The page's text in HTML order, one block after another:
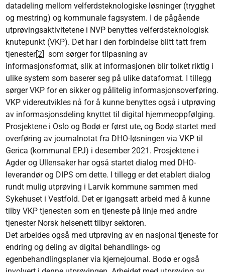
datadeling mellom velferdsteknologiske løsninger (trygghet
og mestring) og kommunale fagsystem. I de pågående
utprøvingsaktivitetene i NVP benyttes velferdsteknologisk
knutepunkt (VKP). Det har i den forbindelse blitt tatt frem
tjenester[2] som sørger for tilpasning av
informasjonsformat, slik at informasjonen blir tolket riktig i
ulike system som baserer seg på ulike dataformat. I tillegg
sørger VKP for en sikker og pålitelig informasjonsoverføring.
VKP videreutvikles nå for å kunne benyttes også i utprøving
av informasjonsdeling knyttet til digital hjemmeoppfølging.
Prosjektene i Oslo og Bodø er først ute, og Bodø startet med
overføring av journalnotat fra DHO-løsningen via VKP til
Gerica (kommunal EPJ) i desember 2021. Prosjektene i
Agder og Ullensaker har også startet dialog med DHO-
leverandør og DIPS om dette. I tillegg er det etablert dialog
rundt mulig utprøving i Larvik kommune sammen med
Sykehuset i Vestfold. Det er igangsatt arbeid med å kunne
tilby VKP tjenesten som en tjeneste på linje med andre
tjenester Norsk helsenett tilbyr sektoren.
Det arbeides også med utprøving av en nasjonal tjeneste for
endring og deling av digital behandlings- og
egenbehandlingsplaner via kjernejournal. Bodø er også